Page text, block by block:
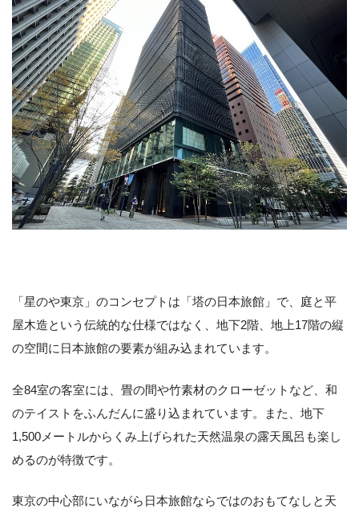
「星のや東京」のコンセプトは「塔の日本旅館」で、庭と平
屋木造という伝統的な仕様ではなく、地下2階、地上17階の縦
の空間に日本旅館の要素が組み込まれています。
全84室の客室には、畳の間や竹素材のクローゼットなど、和
のテイストをふんだんに盛り込まれています。また、地下
1,500メートルからくみ上げられた天然温泉の露天風呂も楽し
めるのが特徴です。
東京の中心部にいながら日本旅館ならではのおもてなしと天